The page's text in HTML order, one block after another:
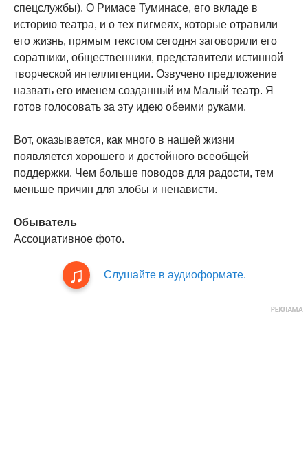
спецслужбы). О Римасе Туминасе, его вкладе в
историю театра, и о тех пигмеях, которые отравили
его жизнь, прямым текстом сегодня заговорили его
соратники, общественники, представители истинной
творческой интеллигенции. Озвучено предложение
назвать его именем созданный им Малый театр. Я
готов голосовать за эту идею обеими руками.
Вот, оказывается, как много в нашей жизни
появляется хорошего и достойного всеобщей
поддержки. Чем больше поводов для радости, тем
меньше причин для злобы и ненависти.
Обыватель
Ассоциативное фото.
Слушайте в аудиоформате.